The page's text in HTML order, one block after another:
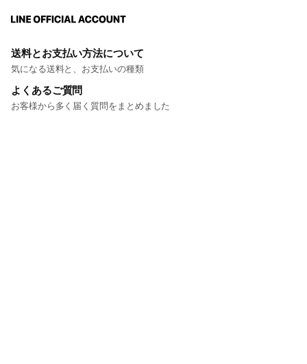
送料とお支払い方法について
気になる送料と、お支払いの種類
よくあるご質問
お客様から多く届く質問をまとめました